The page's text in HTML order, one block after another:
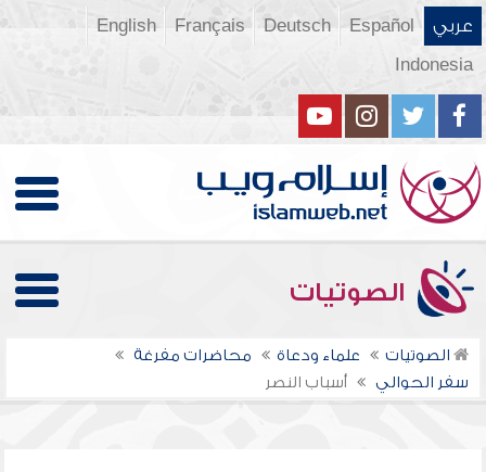
عربي Español
Deutsch
Français
English
Indonesia
الصوتيات
الصوتيات علماء ودعاة
محاضرات مفرغة
سفر الحوالي
أسباب النصر